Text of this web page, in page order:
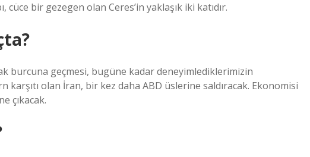
bir gezegen olan Ceres’in yaklaşık iki katıdır.
burcuna geçmesi, bugüne kadar deneyimlediklerimizin
karşıtı olan İran, bir kez daha ABD üslerine saldıracak. Ekonomisi
çıkacak.